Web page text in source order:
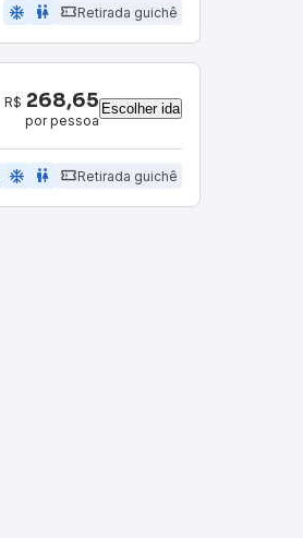
ac_unit wc Retirada guichê
R$ 268,65
por pessoa
Escolher ida
ac_unit wc Retirada guichê